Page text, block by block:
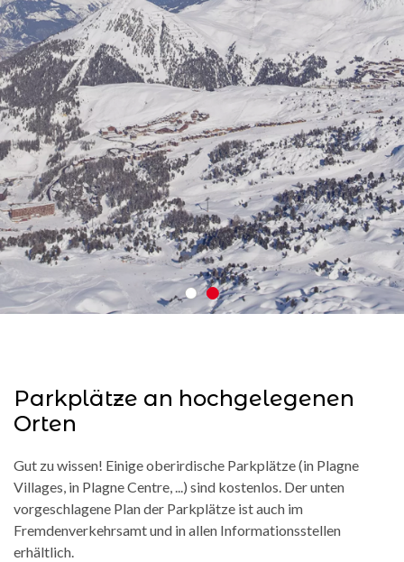
Parkplätze an hochgelegenen
Orten
Gut zu wissen! Einige oberirdische Parkplätze (in Plagne
Villages, in Plagne Centre, ...) sind kostenlos. Der unten
vorgeschlagene Plan der Parkplätze ist auch im
Fremdenverkehrsamt und in allen Informationsstellen
erhältlich.